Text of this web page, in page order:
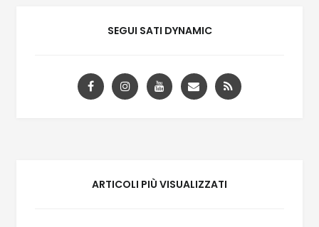
SEGUI SATI DYNAMIC
ARTICOLI PIÙ VISUALIZZATI